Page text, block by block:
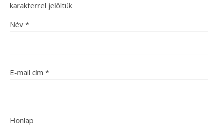
karakterrel jelöltük
Név *
E-mail cím *
Honlap